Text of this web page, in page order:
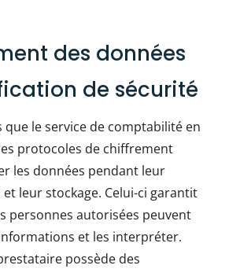
des données
de sécurité
que le service de comptabilité en
protocoles de chiffrement
les données pendant leur
leur stockage. Celui-ci garantit
personnes autorisées peuvent
et les interpréter.
possède des